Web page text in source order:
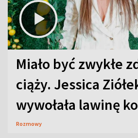
Miało być zwykłe
ciąży. Jessica
wywołała lawinę
Rozmowy